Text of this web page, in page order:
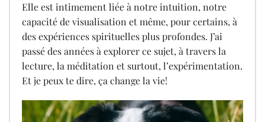
Elle est intimement liée à notre intuition, notre
capacité de visualisation et même, pour certains, à
des expériences spirituelles plus profondes. J’ai
passé des années à explorer ce sujet, à travers la
lecture, la méditation et surtout, l’expérimentation.
Et je peux te dire, ça change la vie!